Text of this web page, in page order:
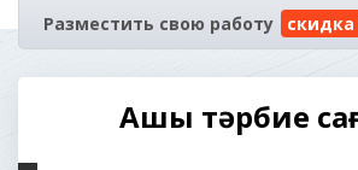
Разместить свою работу скидка
Ашық тәрбие